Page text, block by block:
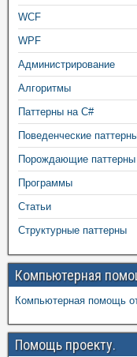
WCF
WPF
Администрирование
Алгоритмы
Паттерны на C#
Поведенческие
Порождающие паттерны
Программы
Статьи
Структурные паттерны
Компьютерная
Компьютерная помощь
Помощь проекту.